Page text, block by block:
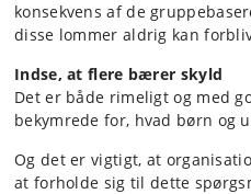
konsekvens af de
disse lommer aldrig kan
Indse, at flere bærer skyld
Det er både rimeligt og med
bekymrede for, hvad børn og
Og det er vigtigt, at
at forholde sig til dette